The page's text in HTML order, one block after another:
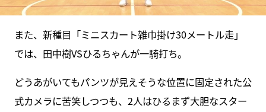
また、新種目「ミニスカート雑巾掛け30メートル走」
では、田中樹VSひるちゃんが一騎打ち。
どうあがいてもパンツが見えそうな位置に固定された公
式カメラに苦笑しつつも、2人はひるまず大胆なスター